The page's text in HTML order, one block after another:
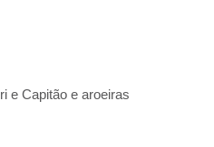
e Capitão e aroeiras